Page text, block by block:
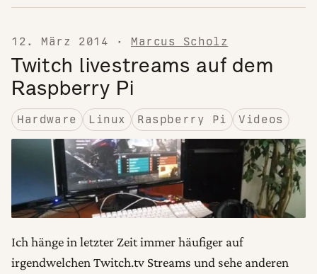
12. März 2014 · Marcus Scholz
Twitch livestreams auf dem
Raspberry Pi
Hardware Linux Raspberry Pi Videos
Ich hänge in letzter Zeit immer häufiger auf
irgendwelchen Twitch.tv Streams und sehe anderen